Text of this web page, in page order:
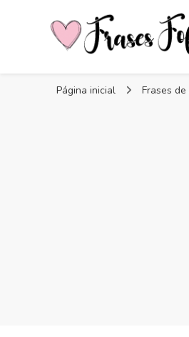
Frases Fofas
Página inicial Frases